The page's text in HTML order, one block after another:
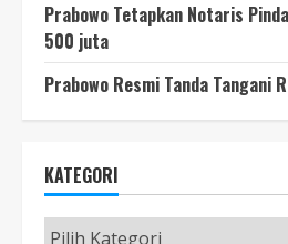
Prabowo Tetapkan Notaris
500 juta
Prabowo Resmi Tanda Tangani
KATEGORI
Kategori